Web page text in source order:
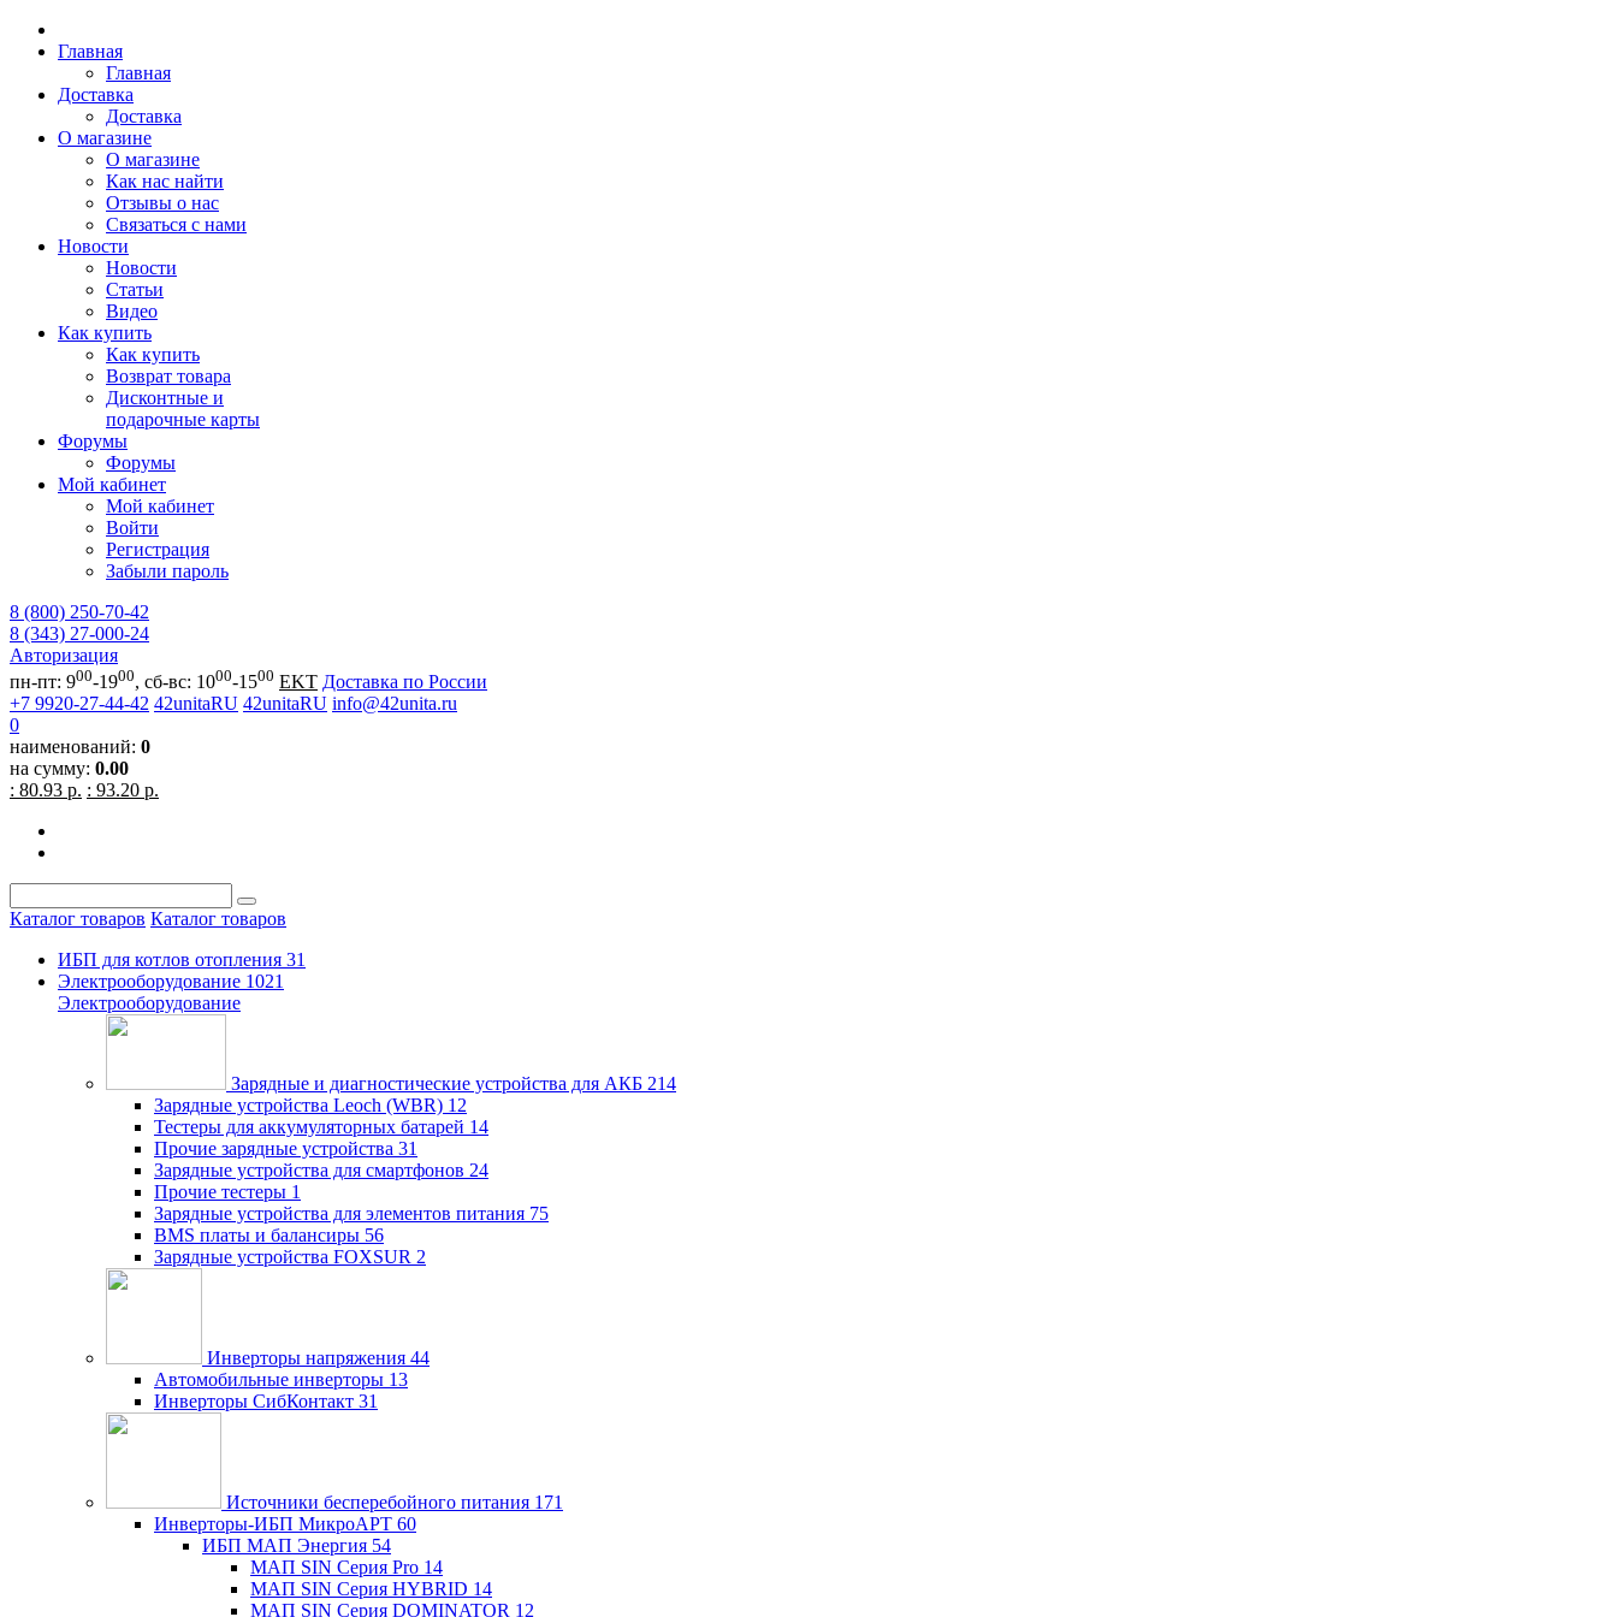
Главная
Главная
Доставка
Доставка
О магазине
О магазине
Как нас найти
Отзывы о нас
Связаться с нами
Новости
Новости
Статьи
Видео
Как купить
Как купить
Возврат товара
Дисконтные и
подарочные карты
Форумы
Форумы
Мой кабинет
Мой кабинет
Войти
Регистрация
Забыли пароль
8 (800) 250-70-42
8 (343) 27-000-24
Авторизация
пн-пт: 900-1900, сб-вс: 1000-1500 EKT Доставка по России
+7 9920-27-44-42 42unitaRU 42unitaRU info@42unita.ru
0
наименований: 0
на сумму: 0.00
: 80.93 р. : 93.20 р.
Каталог товаров Каталог товаров
ИБП для котлов отопления 31
Электрооборудование 1021
Электрооборудование
Зарядные и диагностические устройства для АКБ 214
Зарядные устройства Leoch (WBR) 12
Тестеры для аккумуляторных батарей 14
Прочие зарядные устройства 31
Зарядные устройства для смартфонов 24
Прочие тестеры 1
Зарядные устройства для элементов питания 75
BMS платы и балансиры 56
Зарядные устройства FOXSUR 2
Инверторы напряжения 44
Автомобильные инверторы 13
Инверторы СибКонтакт 31
Источники бесперебойного питания 171
Инверторы-ИБП МикроАРТ 60
ИБП МАП Энергия 54
МАП SIN Серия Pro 14
МАП SIN Серия HYBRID 14
МАП SIN Серия DOMINATOR 12